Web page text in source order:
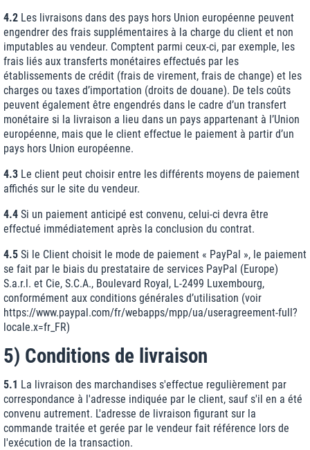
4.2 Les livraisons dans des pays hors Union européenne peuvent
engendrer des frais supplémentaires à la charge du client et non
imputables au vendeur. Comptent parmi ceux-ci, par exemple, les
frais liés aux transferts monétaires effectués par les
établissements de crédit (frais de virement, frais de change) et les
charges ou taxes d’importation (droits de douane). De tels coûts
peuvent également être engendrés dans le cadre d’un transfert
monétaire si la livraison a lieu dans un pays appartenant à l’Union
européenne, mais que le client effectue le paiement à partir d’un
pays hors Union européenne.
4.3 Le client peut choisir entre les différents moyens de paiement
affichés sur le site du vendeur.
4.4 Si un paiement anticipé est convenu, celui-ci devra être
effectué immédiatement après la conclusion du contrat.
4.5 Si le Client choisit le mode de paiement « PayPal », le paiement
se fait par le biais du prestataire de services PayPal (Europe)
S.a.r.l. et Cie, S.C.A., Boulevard Royal, L-2499 Luxembourg,
conformément aux conditions générales d’utilisation (voir
https://www.paypal.com/fr/webapps/mpp/ua/useragreement-full ?
locale.x=fr_FR)
5) Conditions de livraison
5.1 La livraison des marchandises s'effectue regulièrement par
correspondance à l'adresse indiquée par le client, sauf s'il en a été
convenu autrement. L'adresse de livraison figurant sur la
commande traitée et gerée par le vendeur fait référence lors de
l'exécution de la transaction.